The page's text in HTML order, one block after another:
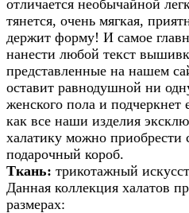
отличается необычайной
тянется, очень мягкая,
держит форму! И самое
нанести любой текст
представленные на нашем
оставит равнодушной ни
женского пола и подчеркнет
как все наши изделия
халатику можно приобрести
подарочный короб.
Ткань: трикотажный
Данная коллекция халатов
размерах: